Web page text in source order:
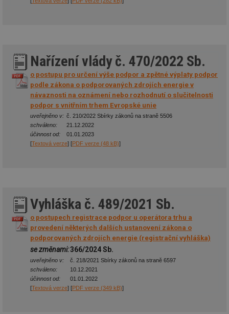
Nařízení vlády č. 470/2022 Sb.
o postupu pro určení výše podpor a zpětné výplaty podpor
podle zákona o podporovaných zdrojích energie v
návaznosti na oznámení nebo rozhodnutí o slučitelnosti
podpor s vnitřním trhem Evropské unie
uveřejněno v: č. 210/2022 Sbírky zákonů na straně 5506
schváleno:
21.12.2022
účinnost od:
01.01.2023
[Textová verze] [PDF verze (48 kB)]
Vyhláška č. 489/2021 Sb.
o postupech registrace podpor u operátora trhu a
provedení některých dalších ustanovení zákona o
podporovaných zdrojích energie (registrační vyhláška)
se změnami:366/2024 Sb.
uveřejněno v:
č. 218/2021 Sbírky zákonů na straně 6597
schváleno:
10.12.2021
účinnost od:
01.01.2022
[Textová verze] [PDF verze (349 kB)]